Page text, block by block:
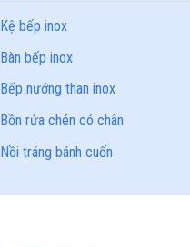
Kệ bếp inox
Bàn bếp inox
Bếp nướng than inox
Bồn rửa chén có chân
Nồi tráng bánh cuốn